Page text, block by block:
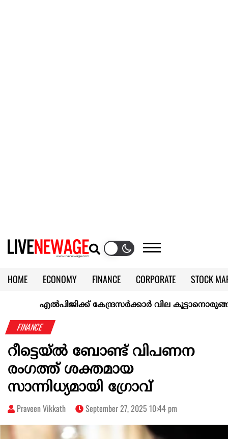
HOME ECONOMY FINANCE CORPORATE
STOCK
CALENDAR
KERALA @70
എല്‍പിജിക്ക് കേന്ദ്രസർക്കാർ വില
FINANCE
റീട്ടെയ്ല്‍ ബോണ്ട് വിപണന
രംഗത്ത് ശക്തമായ
സാന്നിധ്യമായി ഗ്രോവ്
Praveen Vikkath September 27, 2025 10:44 pm